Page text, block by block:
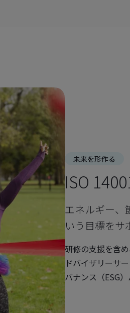
未来を形作る
ISO
エネルギー、
いう目標をサ
研修の支援を含
ドバイザリーサ
バナンス（ESG